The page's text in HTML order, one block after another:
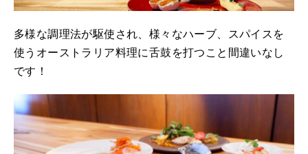
多様な調理法が駆使され、様々なハーブ、スパイスを
使うオーストラリア料理に舌鼓を打つこと間違いなし
です！